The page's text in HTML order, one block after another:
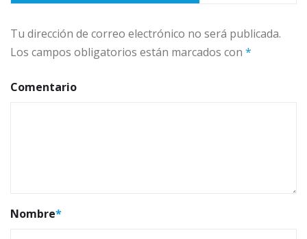
Tu dirección de correo electrónico no será publicada.
Los campos obligatorios están marcados con *
Comentario
Nombre*